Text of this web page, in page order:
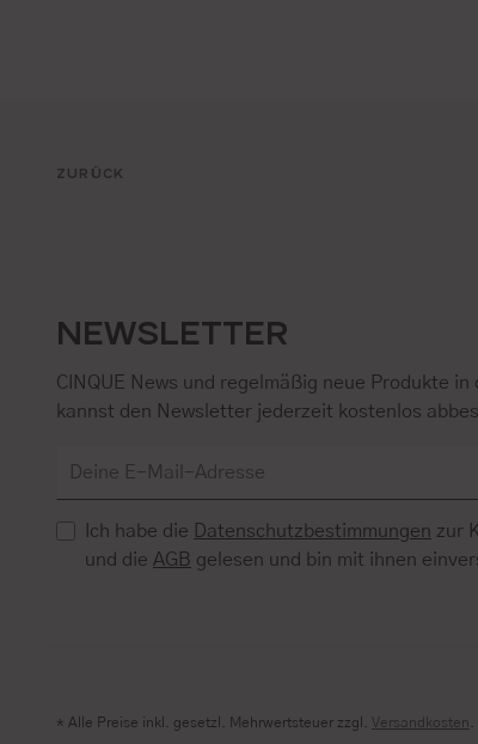
ZURÜCK
NEWSLETTER
CINQUE News und regelmäßig neue Produkte in
kannst den Newsletter jederzeit kostenlos
Ich habe die Datenschutzbestimmungen zur
und dieAGB gelesen und bin mit ihnen
* Alle Preise inkl. gesetzl. Mehrwertsteuer zzgl. Versandkosten.